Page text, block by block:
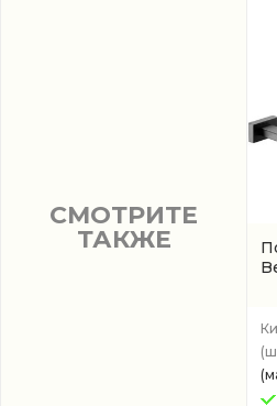
СМОТРИТЕ
ТАКЖЕ